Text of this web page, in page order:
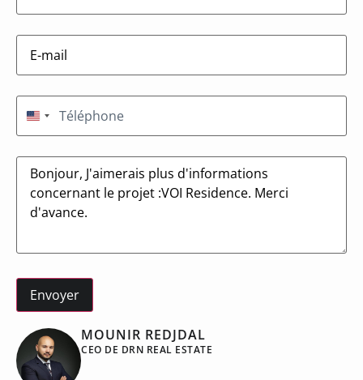
MOUNIR REDJDAL
CEO DE DRN REAL ESTATE
E-
mail(Nécessaire)
Téléphone(Nécessaire)
États-Unis +1
Message